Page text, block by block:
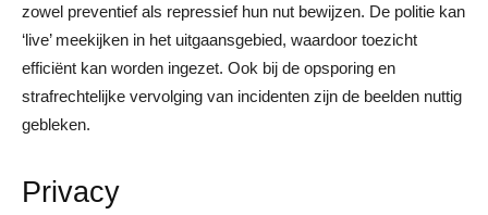
zowel preventief als repressief hun nut bewijzen. De politie kan
‘live’ meekijken in het uitgaansgebied, waardoor toezicht
efficiënt kan worden ingezet. Ook bij de opsporing en
strafrechtelijke vervolging van incidenten zijn de beelden nuttig
gebleken.
Privacy